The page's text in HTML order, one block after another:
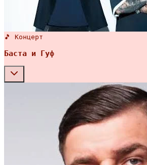
🎵 Концерт
Баста и Гуф